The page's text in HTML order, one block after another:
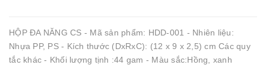
HỘP ĐA NĂNG CS - Mã sản phẩm: HDD-001 - Nhiên liệu:
Nhựa PP, PS - Kích thước (DxRxC): (12 x 9 x 2,5) cm Các quy
tắc khác - Khối lượng tịnh :44 gam - Màu sắc:Hồng, xanh